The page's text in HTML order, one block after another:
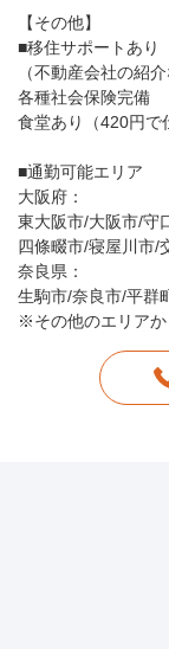
【その他】
■移住サポートあり
（不動産会社の紹介
各種社会保険完備
食堂あり（420円で
■通勤可能エリア
大阪府：
東大阪市/大阪市/守
四條畷市/寝屋川市/
奈良県：
生駒市/奈良市/平群
※その他のエリア